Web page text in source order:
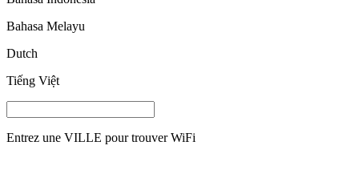
Bahasa Melayu
Dutch
Tiếng Việt
Entrez une VILLE pour trouver WiFi